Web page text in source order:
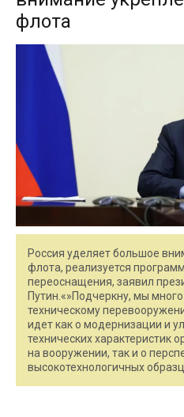
флота
Россия уделяет большое
флота, реализуется
переоснащения, заявил
Путин.«»Подчеркну, мы
техническому
идет как о модернизации и
технических характеристик
на вооружении, так и о
высокотехнологичных